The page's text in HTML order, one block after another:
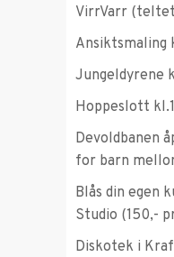
VirrVarr (teltet
Ansiktsmaling
Jungeldyrene
Hoppeslott
Devoldbanen
for barn
Blås din egen
Studio (150,-
Diskotek i